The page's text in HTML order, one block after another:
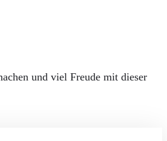
und viel Freude mit dieser